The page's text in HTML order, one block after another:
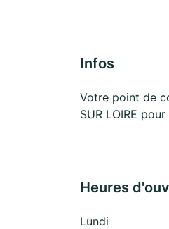
Infos
Votre point de
SUR LOIRE
Heures
Lundi